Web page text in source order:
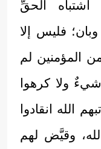
اشتباه الحقِّ
فليس إلا
من المؤمنين لم
شيءٌ ولا كرهوا
الله انقادوا
وقيَّض لهم